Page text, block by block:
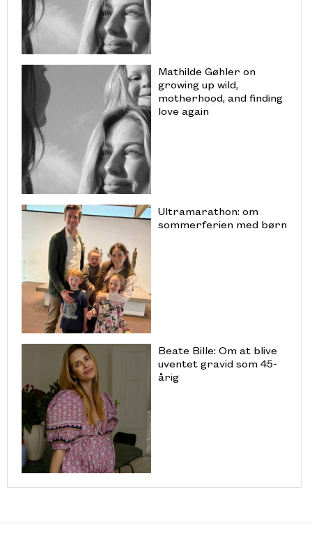
Mathilde Gøhler on
growing up wild,
motherhood, and finding
love again
Ultramarathon: om
sommerferien med børn
Beate Bille: Om at blive
uventet gravid som 45-
årig